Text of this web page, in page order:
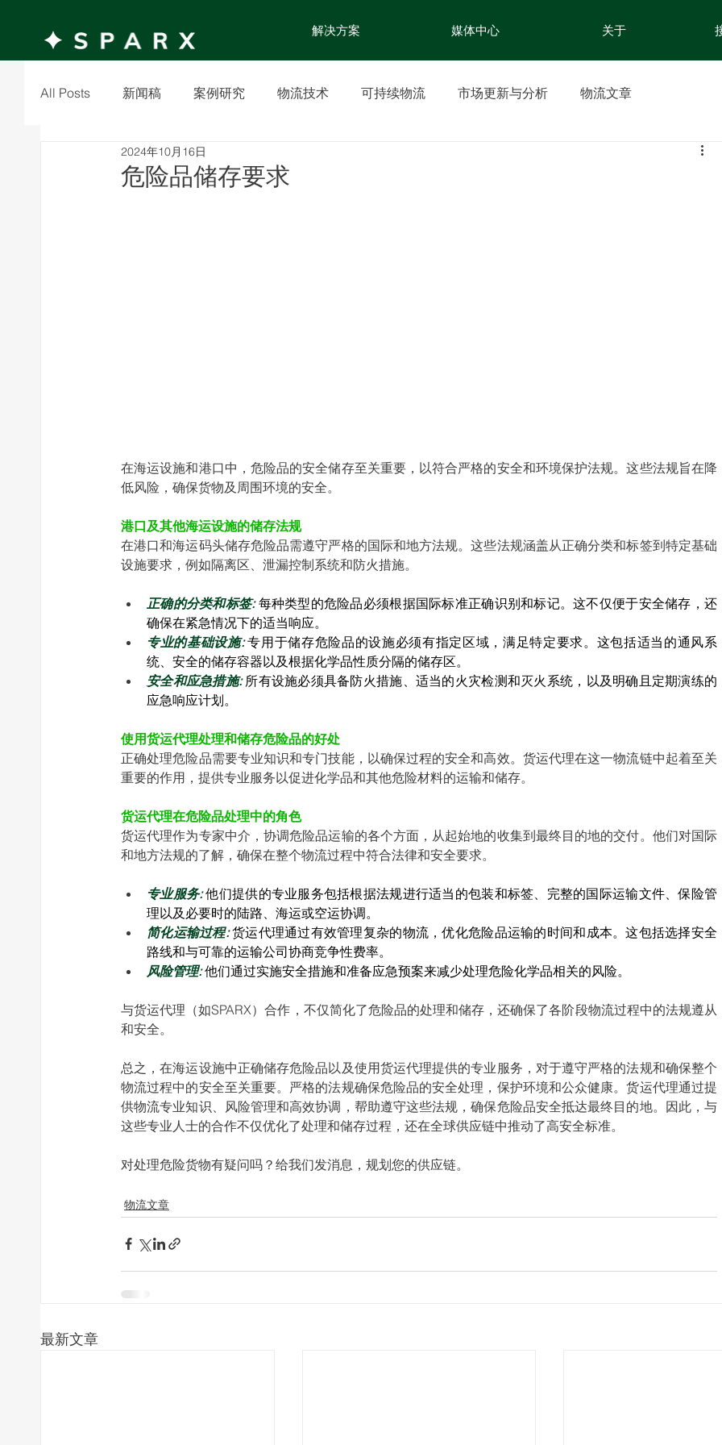
解决方案 关于
媒体中心
All Posts 新闻稿 案例研究 物流技术 可持续物流 市场更新与分析 物流文章
危险品储存要求
2024年10月16日
在海运设施和港口中，危险品的安全储存至关重要，以符合严格的安全和环境保护法规。这些法规旨在降
低风险，确保货物及周围环境的安全。
港口及其他海运设施的储存法规
在港口和海运码头储存危险品需遵守严格的国际和地方法规。这些法规涵盖从正确分类和标签到特定基础
设施要求，例如隔离区、泄漏控制系统和防火措施。
正确的分类和标签: 每种类型的危险品必须根据国际标准正确识别和标记。这不仅便于安全储存，还
确保在紧急情况下的适当响应。
专业的基础设施: 专用于储存危险品的设施必须有指定区域，满足特定要求。这包括适当的通风系
统、安全的储存容器以及根据化学品性质分隔的储存区。
安全和应急措施: 所有设施必须具备防火措施、适当的火灾检测和灭火系统，以及明确且定期演练的
应急响应计划。
使用货运代理处理和储存危险品的好处
正确处理危险品需要专业知识和专门技能，以确保过程的安全和高效。货运代理在这一物流链中起着至关
重要的作用，提供专业服务以促进化学品和其他危险材料的运输和储存。
货运代理在危险品处理中的角色
货运代理作为专家中介，协调危险品运输的各个方面，从起始地的收集到最终目的地的交付。他们对国际
和地方法规的了解，确保在整个物流过程中符合法律和安全要求。
专业服务: 他们提供的专业服务包括根据法规进行适当的包装和标签、完整的国际运输文件、保险管
理以及必要时的陆路、海运或空运协调。
简化运输过程: 货运代理通过有效管理复杂的物流，优化危险品运输的时间和成本。这包括选择安全
路线和与可靠的运输公司协商竞争性费率。
风险管理: 他们通过实施安全措施和准备应急预案来减少处理危险化学品相关的风险。
与货运代理（如SPARX）合作，不仅简化了危险品的处理和储存，还确保了各阶段物流过程中的法规遵从
和安全。
总之，在海运设施中正确储存危险品以及使用货运代理提供的专业服务，对于遵守严格的法规和确保整个
物流过程中的安全至关重要。严格的法规确保危险品的安全处理，保护环境和公众健康。货运代理通过提
供物流专业知识、风险管理和高效协调，帮助遵守这些法规，确保危险品安全抵达最终目的地。因此，与
这些专业人士的合作不仅优化了处理和储存过程，还在全球供应链中推动了高安全标准。
对处理危险货物有疑问吗？给我们发消息，规划您的供应链。
物流文章
最新文章